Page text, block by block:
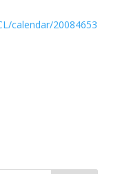
calendar/20084653